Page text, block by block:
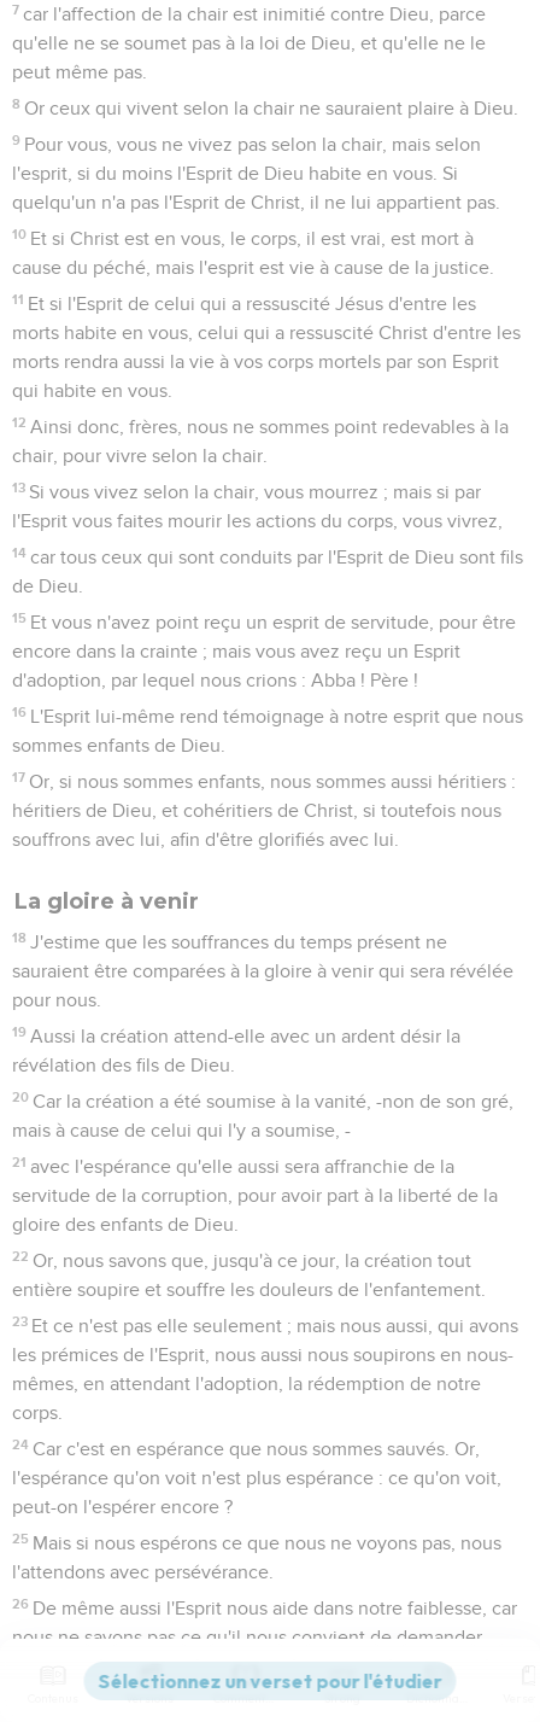
7 car l'affection de la chair est inimitié contre Dieu, parce
qu'elle ne se soumet pas à la loi de Dieu, et qu'elle ne le
peut même pas.
8 Or ceux qui vivent selon la chair ne sauraient plaire à Dieu.
9 Pour vous, vous ne vivez pas selon la chair, mais selon
l'esprit, si du moins l'Esprit de Dieu habite en vous. Si
quelqu'un n'a pas l'Esprit de Christ, il ne lui appartient pas.
10 Et si Christ est en vous, le corps, il est vrai, est mort à
cause du péché, mais l'esprit est vie à cause de la justice.
11 Et si l'Esprit de celui qui a ressuscité Jésus d'entre les
morts habite en vous, celui qui a ressuscité Christ d'entre les
morts rendra aussi la vie à vos corps mortels par son Esprit
qui habite en vous.
12 Ainsi donc, frères, nous ne sommes point redevables à la
chair, pour vivre selon la chair.
13 Si vous vivez selon la chair, vous mourrez ; mais si par
l'Esprit vous faites mourir les actions du corps, vous vivrez,
14 car tous ceux qui sont conduits par l'Esprit de Dieu sont fils
de Dieu.
15 Et vous n'avez point reçu un esprit de servitude, pour être
encore dans la crainte ; mais vous avez reçu un Esprit
d'adoption, par lequel nous crions : Abba ! Père !
16 L'Esprit lui-même rend témoignage à notre esprit que nous
sommes enfants de Dieu.
17 Or, si nous sommes enfants, nous sommes aussi héritiers :
héritiers de Dieu, et cohéritiers de Christ, si toutefois nous
souffrons avec lui, afin d'être glorifiés avec lui.
La gloire à venir
18 J'estime que les souffrances du temps présent ne
sauraient être comparées à la gloire à venir qui sera révélée
pour nous.
19 Aussi la création attend-elle avec un ardent désir la
révélation des fils de Dieu.
20 Car la création a été soumise à la vanité, -non de son gré,
mais à cause de celui qui l'y a soumise, -
21 avec l'espérance qu'elle aussi sera affranchie de la
servitude de la corruption, pour avoir part à la liberté de la
gloire des enfants de Dieu.
22 Or, nous savons que, jusqu'à ce jour, la création tout
entière soupire et souffre les douleurs de l'enfantement.
23 Et ce n'est pas elle seulement ; mais nous aussi, qui avons
les prémices de l'Esprit, nous aussi nous soupirons en nous-
mêmes, en attendant l'adoption, la rédemption de notre
corps.
24 Car c'est en espérance que nous sommes sauvés. Or,
l'espérance qu'on voit n'est plus espérance : ce qu'on voit,
peut-on l'espérer encore ?
25 Mais si nous espérons ce que nous ne voyons pas, nous
l'attendons avec persévérance.
26 De même aussi l'Esprit nous aide dans notre faiblesse, car
nous ne savons pas ce qu'il nous convient de demander
dans nos prières. Mais l'Esprit lui-même intercède par des
soupirs inexprimables ;
Versions Commentaires Strong